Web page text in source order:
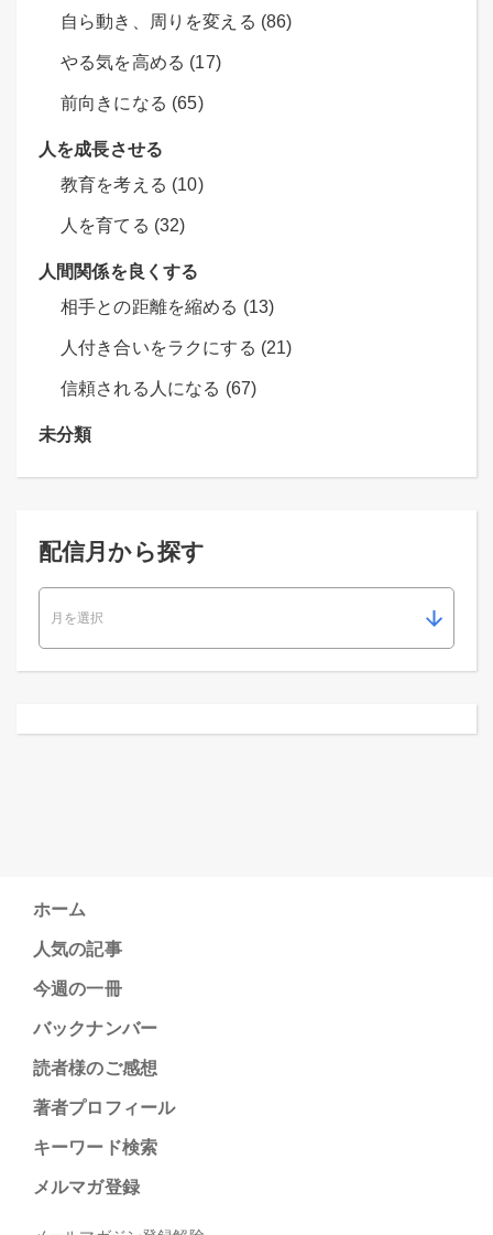
自ら動き、周りを変える (86)
やる気を高める (17)
前向きになる (65)
人を成長させる
教育を考える (10)
人を育てる (32)
人間関係を良くする
相手との距離を縮める (13)
人付き合いをラクにする (21)
信頼される人になる (67)
未分類
配信月から探す
ホーム
人気の記事
今週の一冊
バックナンバー
読者様のご感想
著者プロフィール
キーワード検索
メルマガ登録